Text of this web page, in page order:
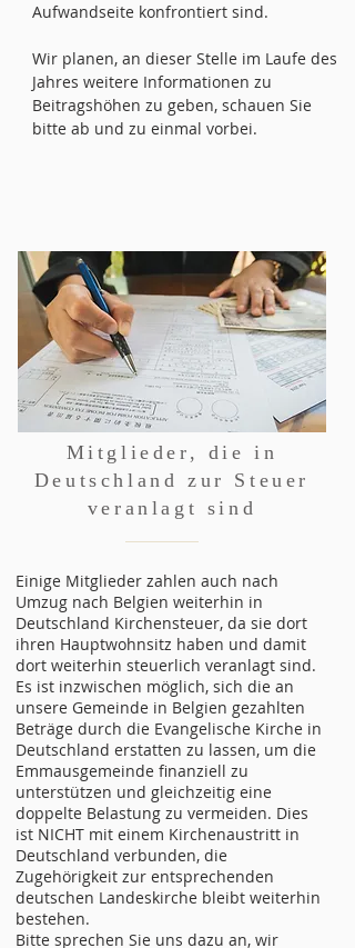
Aufwandseite konfrontiert sind.
Wir planen, an dieser Stelle im Laufe des
Jahres weitere Informationen zu
Beitragshöhen zu geben, schauen Sie
bitte ab und zu einmal vorbei.
Mitglieder, die in
Deutschland zur Steuer
veranlagt sind
Einige Mitglieder zahlen auch nach
Umzug nach Belgien weiterhin in
Deutschland Kirchensteuer, da sie dort
ihren Hauptwohnsitz haben und damit
dort weiterhin steuerlich veranlagt sind.
Es ist inzwischen möglich, sich die an
unsere Gemeinde in Belgien gezahlten
Beträge durch die Evangelische Kirche in
Deutschland erstatten zu lassen, um die
Emmausgemeinde finanziell zu
unterstützen und gleichzeitig eine
doppelte Belastung zu vermeiden. Dies
ist NICHT mit einem Kirchenaustritt in
Deutschland verbunden, die
Zugehörigkeit zur entsprechenden
deutschen Landeskirche bleibt weiterhin
bestehen.
Bitte sprechen Sie uns dazu an, wir